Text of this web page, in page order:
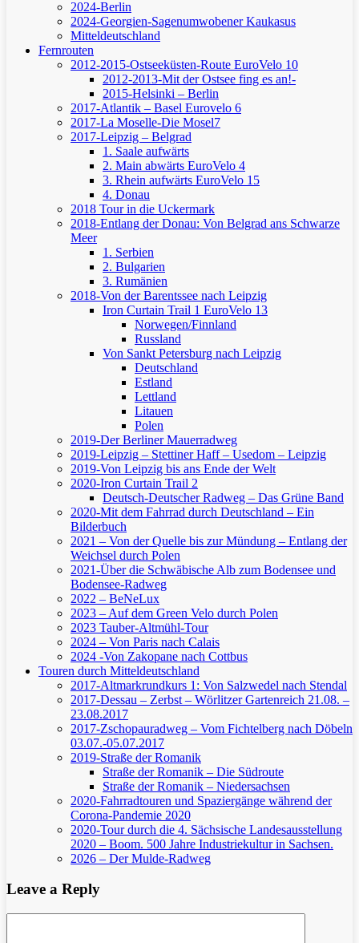
2024-Berlin
2024-Georgien-Sagenumwobener Kaukasus
Mitteldeutschland
Fernrouten
2012-2015-Ostseeküsten-Route EuroVelo 10
2012-2013-Mit der Ostsee fing es an!-
2015-Helsinki – Berlin
2017-Atlantik – Basel Eurovelo 6
2017-La Moselle-Die Mosel7
2017-Leipzig – Belgrad
1. Saale aufwärts
2. Main abwärts EuroVelo 4
3. Rhein aufwärts EuroVelo 15
4. Donau
2018 Tour in die Uckermark
2018-Entlang der Donau: Von Belgrad ans Schwarze
Meer
1. Serbien
2. Bulgarien
3. Rumänien
2018-Von der Barentssee nach Leipzig
Iron Curtain Trail 1 EuroVelo 13
Norwegen/Finnland
Russland
Von Sankt Petersburg nach Leipzig
Deutschland
Estland
Lettland
Litauen
Polen
2019-Der Berliner Mauerradweg
2019-Leipzig – Stettiner Haff – Usedom – Leipzig
2019-Von Leipzig bis ans Ende der Welt
2020-Iron Curtain Trail 2
Deutsch-Deutscher Radweg – Das Grüne Band
2020-Mit dem Fahrrad durch Deutschland – Ein
Bilderbuch
2021 – Von der Quelle bis zur Mündung – Entlang der
Weichsel durch Polen
2021-Über die Schwäbische Alb zum Bodensee und
Bodensee-Radweg
2022 – BeNeLux
2023 – Auf dem Green Velo durch Polen
2023 Tauber-Altmühl-Tour
2024 – Von Paris nach Calais
2024 -Von Zakopane nach Cottbus
Touren durch Mitteldeutschland
2017-Altmarkrundkurs 1: Von Salzwedel nach Stendal
2017-Dessau – Zerbst – Wörlitzer Gartenreich 21.08. –
23.08.2017
2017-Zschopauradweg – Vom Fichtelberg nach Döbeln
03.07.-05.07.2017
2019-Straße der Romanik
Straße der Romanik – Die Südroute
Straße der Romanik – Niedersachsen
2020-Fahrradtouren und Spaziergänge während der
Corona-Pandemie 2020
2020-Tour durch die 4. Sächsische Landesausstellung
2020 – Boom. 500 Jahre Industriekultur in Sachsen.
2026 – Der Mulde-Radweg
Leave a Reply